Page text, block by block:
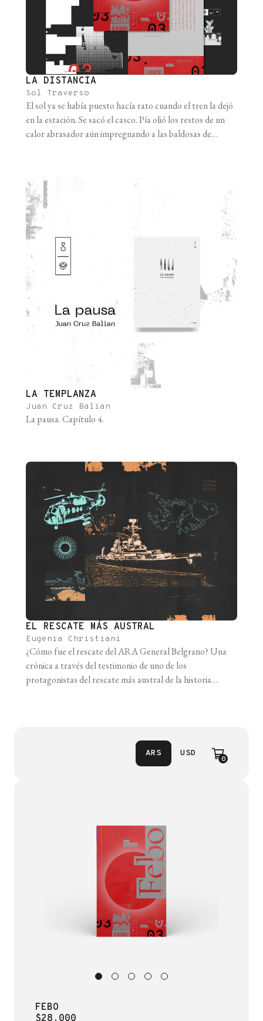
LA DISTANCIA
Sol Traverso
El sol ya se había puesto hacía rato cuando el tren la dejó
en la estación. Se sacó el casco. Pía olió los restos de un
calor abrasador aún impregnando a las baldosas de
LA TEMPLANZA
Juan Cruz Balian
La pausa. Capítulo 4.
EL RESCATE MÁS AUSTRAL
Eugenia Christiani
¿Cómo fue el rescate del ARA General Belgrano? Una
crónica a través del testimonio de uno de los
protagonistas del rescate más austral de la historia
ARS USD
0
FEBO
$28.000